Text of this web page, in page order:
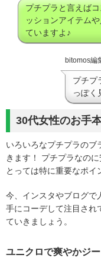
プチプラと言えば
ッションアイテム
ていますよ♪
bitomos編
プチプ
っぽく
30代女性のお手
いろいろなプチプラのブ
きます！ プチプラなの
とっては特に重要なポイ
今、インスタやブログで
手にコーデして注目され
ていきましょう。
ユニクロで爽やかジ